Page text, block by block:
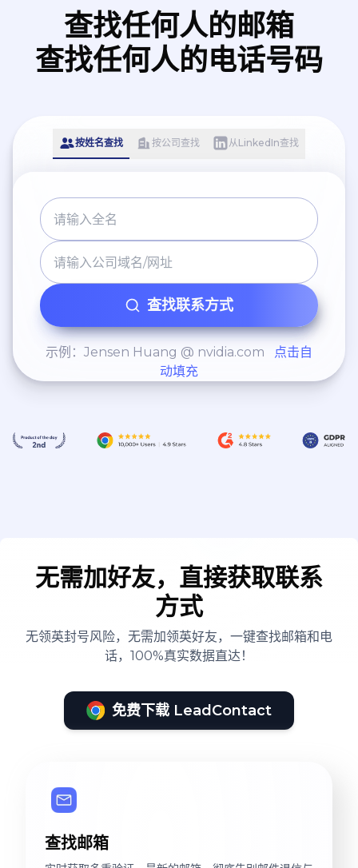
查找任何人的邮箱
查找任何人的电话号码
按姓名查找 按公司查找 从LinkedIn查找
查找联系方式
示例：Jensen Huang @ nvidia.com
点击自
动填充
无需加好友，直接获取联系
方式
无领英封号风险，无需加领英好友，一键查找邮箱和电
话，100%真实数据直达！
免费下载 LeadContact
查找邮箱